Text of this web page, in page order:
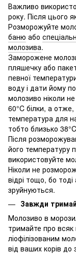
Важливо
року. Після цього
Розморожуйте
баню або
молозива.
Заморожене
пляшечку або пакет
певної
воду і дати йому
молозиво ніколи
60°C білки, а
температура для
тобто близько
Після
його температуру
використовуйте
Ніколи не
відрі тощо, бо
зруйнуються.
Завжди
Молозиво в
тримайте про всяк
ліофілізованим
від ваших корів до